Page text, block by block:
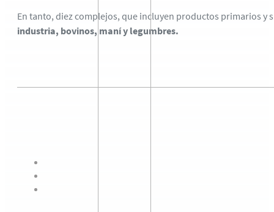
En tanto, diez complejos, que incluyen productos primarios
industria, bovinos, maní y legumbres.